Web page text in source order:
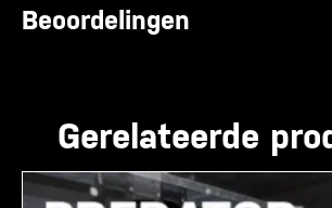
Beoordelingen
Gerelateerde